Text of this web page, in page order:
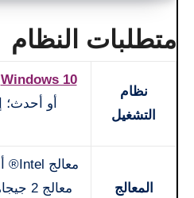
متطلبات النظام
نظام
التشغيل
Windows 10
المعالج